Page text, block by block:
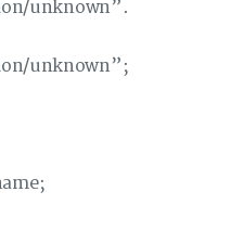
unknown”.
unknown”;